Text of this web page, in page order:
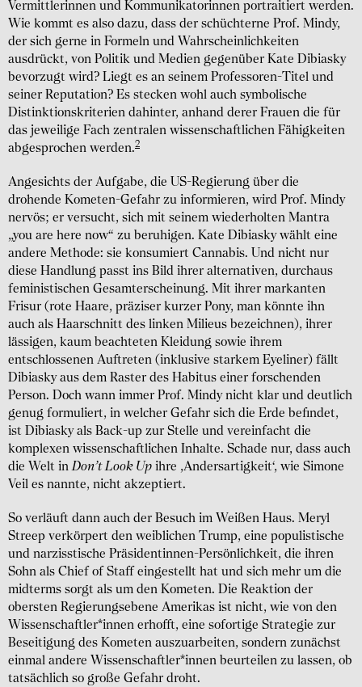
Vermittlerinnen und Kommunikatorinnen portraitiert werden.
Wie kommt es also dazu, dass der schüchterne Prof. Mindy,
der sich gerne in Formeln und Wahrscheinlichkeiten
ausdrückt, von Politik und Medien gegenüber Kate Dibiasky
bevorzugt wird? Liegt es an seinem Professoren-Titel und
seiner Reputation? Es stecken wohl auch symbolische
Distinktionskriterien dahinter, anhand derer Frauen die für
das jeweilige Fach zentralen wissenschaftlichen Fähigkeiten
abgesprochen werden.2
Angesichts der Aufgabe, die US-Regierung über die
drohende Kometen-Gefahr zu informieren, wird Prof. Mindy
nervös; er versucht, sich mit seinem wiederholten Mantra
„you are here now“ zu beruhigen. Kate Dibiasky wählt eine
andere Methode: sie konsumiert Cannabis. Und nicht nur
diese Handlung passt ins Bild ihrer alternativen, durchaus
feministischen Gesamterscheinung. Mit ihrer markanten
Frisur (rote Haare, präziser kurzer Pony, man könnte ihn
auch als Haarschnitt des linken Milieus bezeichnen), ihrer
lässigen, kaum beachteten Kleidung sowie ihrem
entschlossenen Auftreten (inklusive starkem Eyeliner) fällt
Dibiasky aus dem Raster des Habitus einer forschenden
Person. Doch wann immer Prof. Mindy nicht klar und deutlich
genug formuliert, in welcher Gefahr sich die Erde befindet,
ist Dibiasky als Back-up zur Stelle und vereinfacht die
komplexen wissenschaftlichen Inhalte. Schade nur, dass auch
die Welt inDon’t Look Up ihre ,Andersartigkeit‘, wie Simone
Veil es nannte, nicht akzeptiert.
So verläuft dann auch der Besuch im Weißen Haus. Meryl
Streep verkörpert den weiblichen Trump, eine populistische
und narzisstische Präsidentinnen-Persönlichkeit, die ihren
Sohn als Chief of Staff eingestellt hat und sich mehr um die
midterms sorgt als um den Kometen. Die Reaktion der
obersten Regierungsebene Amerikas ist nicht, wie von den
Wissenschaftler*innen erhofft, eine sofortige Strategie zur
Beseitigung des Kometen auszuarbeiten, sondern zunächst
einmal andere Wissenschaftler*innen beurteilen zu lassen, ob
tatsächlich so große Gefahr droht.